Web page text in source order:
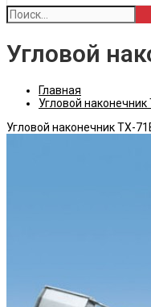
Угловой
Главная
Угловой наконечник
Угловой наконечник TX-